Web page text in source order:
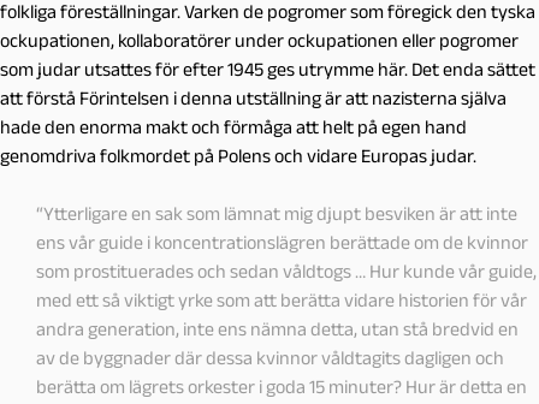
folkliga föreställningar. Varken de pogromer som föregick den tyska
ockupationen, kollaboratörer under ockupationen eller pogromer
som judar utsattes för efter 1945 ges utrymme här. Det enda sättet
att förstå Förintelsen i denna utställning är att nazisterna själva
hade den enorma makt och förmåga att helt på egen hand
genomdriva folkmordet på Polens och vidare Europas judar.
“Ytterligare en sak som lämnat mig djupt besviken är att inte
ens vår guide i koncentrationslägren berättade om de kvinnor
som prostituerades och sedan våldtogs … Hur kunde vår guide,
med ett så viktigt yrke som att berätta vidare historien för vår
andra generation, inte ens nämna detta, utan stå bredvid en
av de byggnader där dessa kvinnor våldtagits dagligen och
berätta om lägrets orkester i goda 15 minuter? Hur är detta en